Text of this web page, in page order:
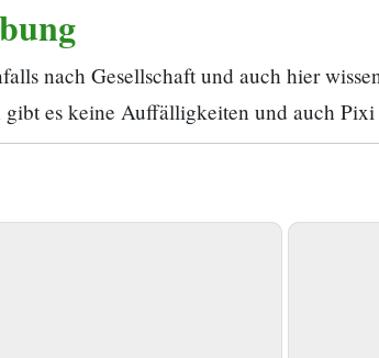
nach Gesellschaft und auch hier
es keine Auffälligkeiten und auch